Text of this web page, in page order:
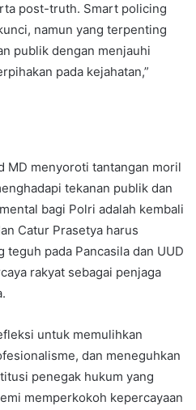
post-truth. Smart policing
namun yang terpenting
publik dengan menjauhi
pada kejahatan,”
MD menyoroti tantangan moril
tekanan publik dan
bagi Polri adalah kembali
Catur Prasetya harus
pada Pancasila dan UUD
rakyat sebagai penjaga
untuk memulihkan
dan meneguhkan
penegak hukum yang
memperkokoh kepercayaan